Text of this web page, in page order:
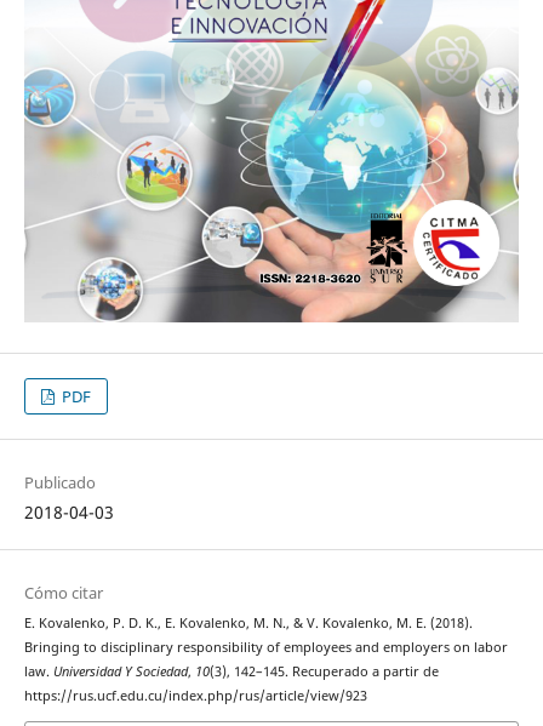
PDF
Publicado
2018-04-03
Cómo citar
E. Kovalenko, P. D. K., E. Kovalenko, M. N., & V. Kovalenko, M. E. (2018).
Bringing to disciplinary responsibility of employees and employers on labor
law. Universidad Y Sociedad, 10(3), 142–145. Recuperado a partir de
https://rus.ucf.edu.cu/index.php/rus/article/view/923